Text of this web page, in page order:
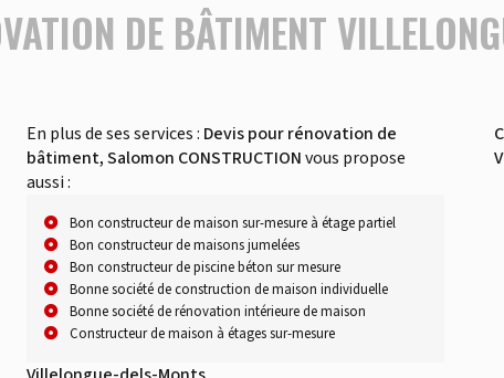
DE BÂTIMENT
En plus de ses services : Devis pour rénovation de
bâtiment, Salomon CONSTRUCTIONvous propose
aussi :
Bon constructeur de maison sur-mesure à étage partiel
Bon constructeur de maisons jumelées
Bon constructeur de piscine béton sur mesure
Bonne société de construction de maison individuelle
Bonne société de rénovation intérieure de maison
Constructeur de maison à étages sur-mesure